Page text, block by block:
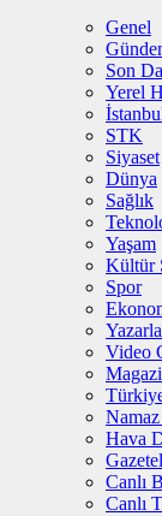
Genel
Son
Yerel
STK
Siyaset
Dünya
Sağlık
Yaşam
Kültür
Spor
Video
Hava
Canlı
Canlı